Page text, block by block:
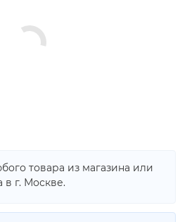
товара из магазина или
в г. Москве.